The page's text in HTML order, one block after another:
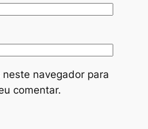
navegador para
comentar.